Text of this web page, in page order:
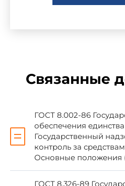
строительству
(ЛенЗНИИЭП)
Постановлением
СССР по делам
174
3. ВВЕДЕН ВПЕРВЫЕ
Связанные
ГОСТ 8.002-86
обеспечения
Государственный
контроль за
Основные положения
ГОСТ 8.326-89